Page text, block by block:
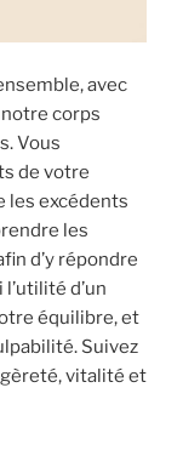
avec
corps
Vous
de votre
les excédents
les
d’y répondre
d’un
équilibre, et
Suivez
vitalité et